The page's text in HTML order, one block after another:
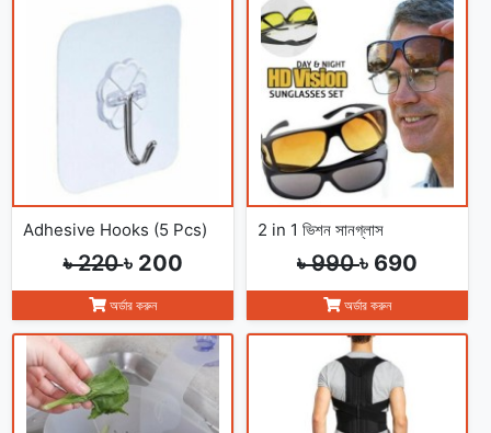
Adhesive Hooks (5 Pcs)
৳ 220৳ 200
অর্ডার করুন
2 in 1 ভিশন সানগ্লাস
৳ 990৳ 690
অর্ডার করুন